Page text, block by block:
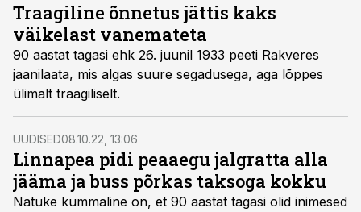
Traagiline õnnetus jättis kaks
väikelast vanemateta
90 aastat tagasi ehk 26. juunil 1933 peeti Rakveres
jaanilaata, mis algas suure segadusega, aga lõppes
ülimalt traagiliselt.
UUDISED08.10.22, 13:06
Linnapea pidi peaaegu jalgratta alla
jääma ja buss põrkas taksoga kokku
Natuke kummaline on, et 90 aastat tagasi olid inimesed